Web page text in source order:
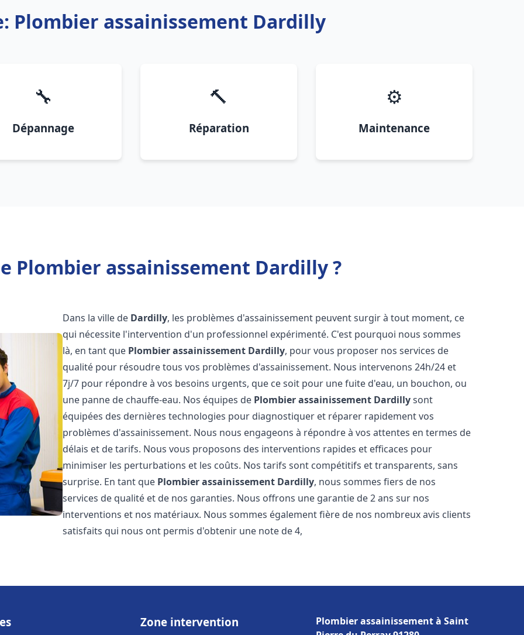
Plombier assainissement Dardilly
🔧
Dépannage
🔨
Réparation
⚙️
Maintenance
Plombier assainissement Dardilly ?
Dans la ville de Dardilly, les problèmes d'assainissement peuvent surgir à tout moment, ce
qui nécessite l'intervention d'un professionnel expérimenté. C'est pourquoi nous sommes
là, en tant que Plombier assainissement Dardilly, pour vous proposer nos services de
qualité pour résoudre tous vos problèmes d'assainissement. Nous intervenons 24h/24 et
7j/7 pour répondre à vos besoins urgents, que ce soit pour une fuite d'eau, un bouchon, ou
une panne de chauffe-eau. Nos équipes de Plombier assainissement Dardillysont
équipées des dernières technologies pour diagnostiquer et réparer rapidement vos
problèmes d'assainissement. Nous nous engageons à répondre à vos attentes en termes de
délais et de tarifs. Nous vous proposons des interventions rapides et efficaces pour
minimiser les perturbations et les coûts. Nos tarifs sont compétitifs et transparents, sans
surprise. En tant que Plombier assainissement Dardilly, nous sommes fiers de nos
services de qualité et de nos garanties. Nous offrons une garantie de 2 ans sur nos
interventions et nos matériaux. Nous sommes également fière de nos nombreux avis clients
satisfaits qui nous ont permis d'obtenir une note de 4,
Zone intervention
Plombier assainissement à Saint